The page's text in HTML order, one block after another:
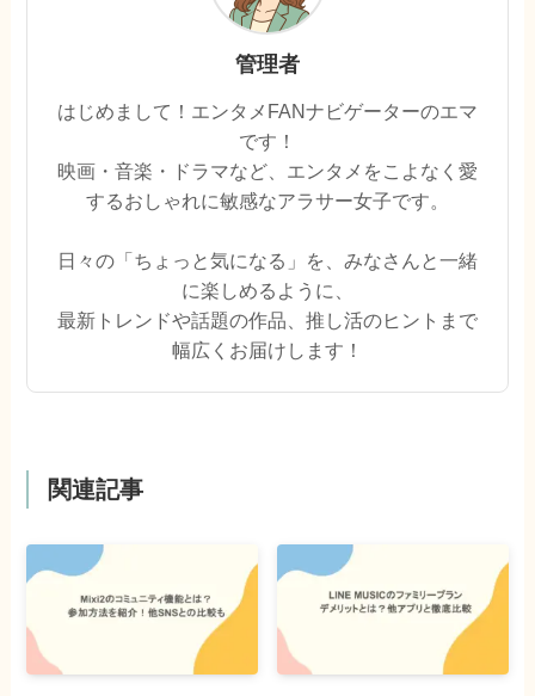
管理者
はじめまして！エンタメFANナビゲーターのエマ
です！
映画・音楽・ドラマなど、エンタメをこよなく愛
するおしゃれに敏感なアラサー女子です。
日々の「ちょっと気になる」を、みなさんと一緒
に楽しめるように、
最新トレンドや話題の作品、推し活のヒントまで
幅広くお届けします！
関連記事